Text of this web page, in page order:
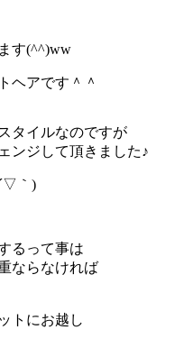
す(^^)ww
ヘアです＾＾
タイルなのですが
ンジして頂きました♪
｀)
るって事は
ならなければ
トにお越し